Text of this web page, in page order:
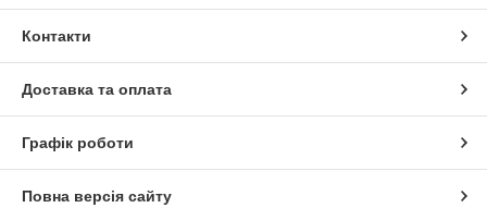
Контакти
Доставка та оплата
Графік роботи
Повна версія сайту